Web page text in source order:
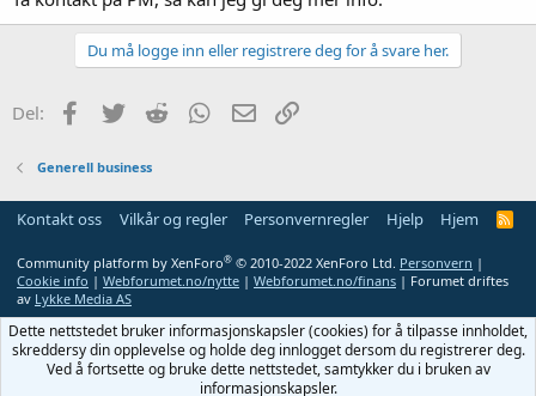
Du må logge inn eller registrere deg for å svare her.
Del: Facebook
Twitter Reddit WhatsApp
E-post
Generell business
Kontakt oss Vilkår og regler Personvernregler Hjelp Hjem
R
Community platform by XenForo® © 2010-2022 XenForo Ltd. Personvern |
Cookie info | Webforumet.no/nytte | Webforumet.no/finans | Forumet driftes
av Lykke Media AS
Dette nettstedet bruker informasjonskapsler (cookies) for å tilpasse innholdet,
skreddersy din opplevelse og holde deg innlogget dersom du registrerer deg.
Ved å fortsette og bruke dette nettstedet, samtykker du i bruken av
informasjonskapsler.